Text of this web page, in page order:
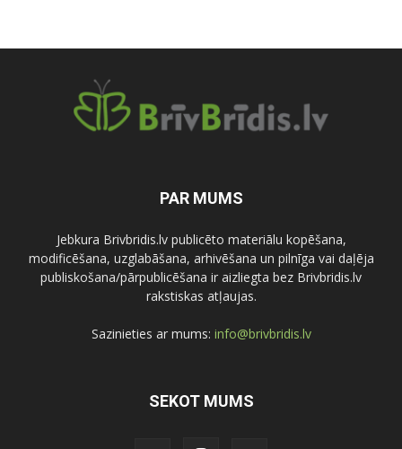
PAR MUMS
Jebkura Brivbridis.lv publicēto materiālu kopēšana,
modificēšana, uzglabāšana, arhivēšana un pilnīga vai daļēja
publiskošana/pārpublicēšana ir aizliegta bez Brivbridis.lv
rakstiskas atļaujas.
Sazinieties ar mums: info@brivbridis.lv
SEKOT MUMS